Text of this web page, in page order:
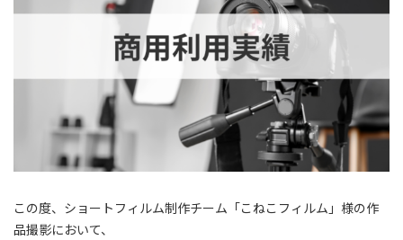
この度、ショートフィルム制作チーム「こねこフィルム」様の作
品撮影において、